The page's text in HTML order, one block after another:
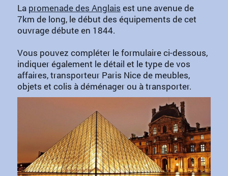
La promenade des Anglais est une avenue de
7km de long, le début des équipements de cet
ouvrage débute en 1844.
Vous pouvez compléter le formulaire ci-dessous,
indiquer également le détail et le type de vos
affaires, transporteur Paris Nice de meubles,
objets et colis à déménager ou à transporter.